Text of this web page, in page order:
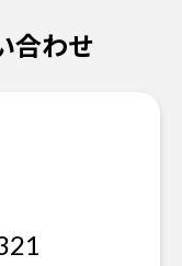
合わせ